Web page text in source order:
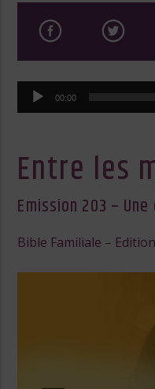
Lecteur
audio
00:00
Entre les
Emission 203 –
Bible Familiale –